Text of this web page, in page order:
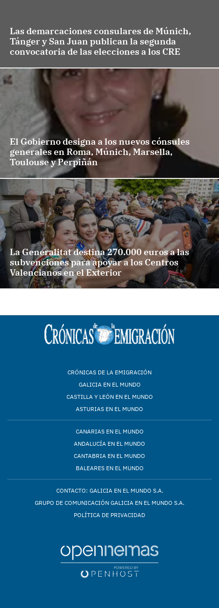
Las demarcaciones consulares de Múnich,
Tánger y San Juan publican la segunda
convocatoria de las elecciones a los CRE
El Gobierno designa a los nuevos cónsules
generales en Roma, Múnich, Marsella,
Toulouse y Perpiñán
La Generalitat destina 270.000 euros a las
subvenciones para apoyar a los Centros
Valencianos en el Exterior
CRÓNICAS DE LA EMIGRACIÓN
GALICIA EN EL MUNDO
CASTILLA Y LEÓN EN EL MUNDO
ASTURIAS EN EL MUNDO
CANARIAS EN EL MUNDO
ANDALUCÍA EN EL MUNDO
CANTABRIA EN EL MUNDO
BALEARES EN EL MUNDO
CONTACTO: GALICIA EN EL MUNDO S.A.
GRUPO DE COMUNICACIÓN GALICIA EN EL MUNDO S.A.
POLÍTICA DE PRIVACIDAD